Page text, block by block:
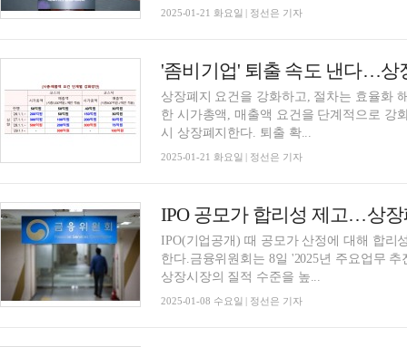
2025-01-21 화요일 | 정선은 기자
상장폐지 요건을 강화하고, 절차는 효율화
한 시가총액, 매출액 요건을 단계적으로 강
시 상장폐지한다. 퇴출 확...
2025-01-21 화요일 | 정선은 기자
IPO(기업공개) 때 공모가 산정에 대해 합리
한다.금융위원회는 8일 '2025년 주요업무
상장시장의 질적 수준을 높...
2025-01-08 수요일 | 정선은 기자